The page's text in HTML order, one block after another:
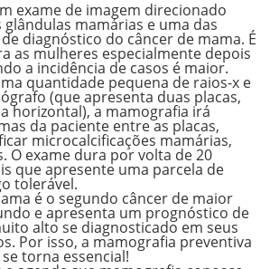
exame de imagem direcionado
glândulas mamárias e uma das
diagnóstico do câncer de mama. É
as mulheres especialmente depois
a incidência de casos é maior.
quantidade pequena de raios-x e
(que apresenta duas placas,
horizontal), a mamografia irá
da paciente entre as placas,
microcalcificações mamárias,
O exame dura por volta de 20
que apresente uma parcela de
tolerável.
é o segundo câncer de maior
e apresenta um prognóstico de
alto se diagnosticado em seus
Por isso, a mamografia preventiva
se torna essencial!